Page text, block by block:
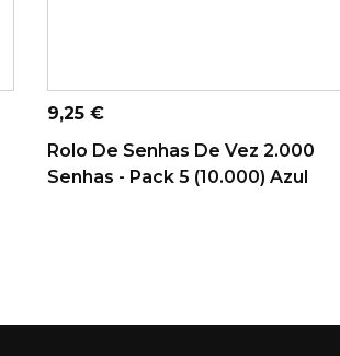
CARRINHO
Preço
9,25 €
Rolo De Senhas De Vez 2.000
Senhas - Pack 5 (10.000) Azul